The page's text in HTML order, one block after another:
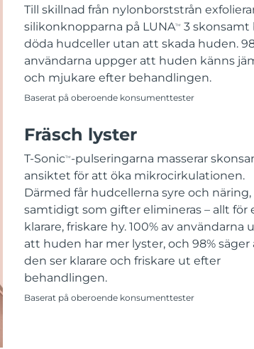
Till skillnad från nylonborststrån
silikonknopparna på LUNATM
3 skonsamt
döda hudceller utan att skada huden.
användarna uppger att huden känns
och mjukare efter behandlingen.
Baserat på oberoende konsumenttester
Fräsch lyster
T-SonicTM -pulseringarna masserar
ansiktet för att öka mikrocirkulationen.
Därmed får hudcellerna syre och näring,
samtidigt som gifter elimineras – allt för
klarare, friskare hy. 100% av användarna
att huden har mer lyster, och 98% säger
den ser klarare och friskare ut efter
behandlingen.
Baserat på oberoende konsumenttester